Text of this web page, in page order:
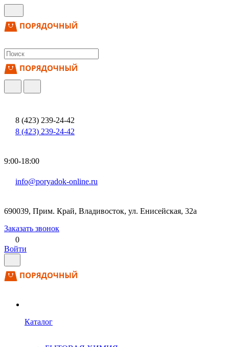
8 (423) 239-24-42
8 (423) 239-24-42
9:00-18:00
info@poryadok-online.ru
690039, Прим. Край, Владивосток, ул. Енисейская, 32а
Заказать звонок
0
Войти
Каталог